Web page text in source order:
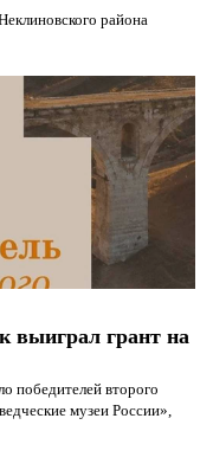
района
выиграл грант на
победителей второго
музеи России»,